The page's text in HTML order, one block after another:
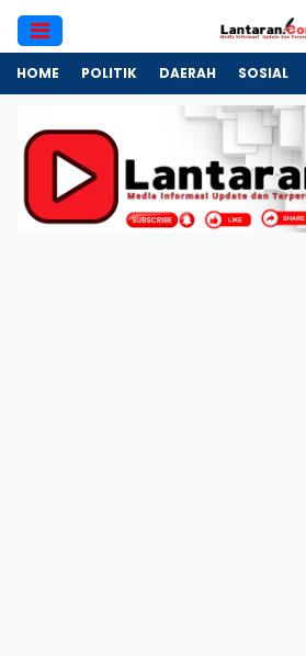
HOME POLITIK DAERAH SOSIAL